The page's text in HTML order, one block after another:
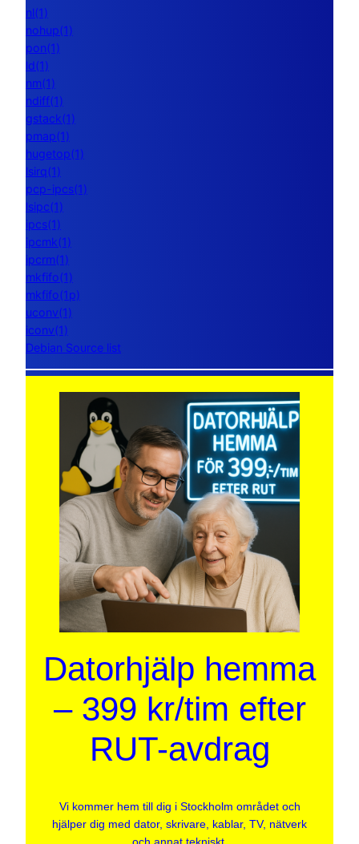
nl(1)
nohup(1)
pon(1)
ld(1)
nm(1)
ndiff(1)
gstack(1)
pmap(1)
hugetop(1)
lsirq(1)
pcp-ipcs(1)
lsipc(1)
ipcs(1)
ipcmk(1)
ipcrm(1)
mkfifo(1)
mkfifo(1p)
uconv(1)
iconv(1)
Debian Source list
Datorhjälp hemma
– 399 kr/tim efter
RUT-avdrag
Vi kommer hem till dig i Stockholm området och
hjälper dig med dator, skrivare, kablar, TV, nätverk
och annat tekniskt.